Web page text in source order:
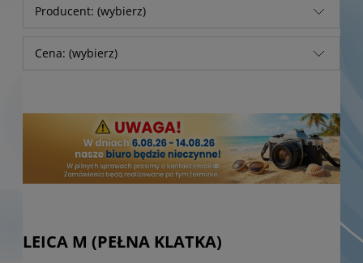
Producent: (wybierz)
Cena: (wybierz)
LEICA M (PEŁNA KLATKA)